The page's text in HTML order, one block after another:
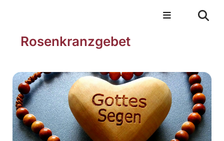
Rosenkranzgebet